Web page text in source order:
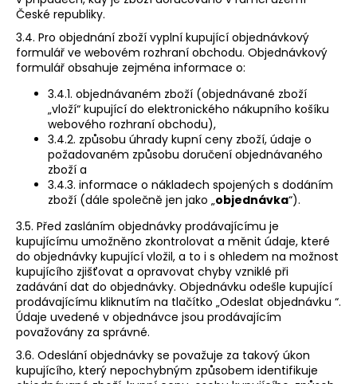
České republiky.
3.4. Pro objednání zboží vyplní kupující objednávkový
formulář ve webovém rozhraní obchodu. Objednávkový
formulář obsahuje zejména informace o:
3.4.1. objednávaném zboží (objednávané zboží
„vloží“ kupující do elektronického nákupního košíku
webového rozhraní obchodu),
3.4.2. způsobu úhrady kupní ceny zboží, údaje o
požadovaném způsobu doručení objednávaného
zboží a
3.4.3. informace o nákladech spojených s dodáním
zboží (dále společně jen jako „objednávka“).
3.5. Před zasláním objednávky prodávajícímu je
kupujícímu umožněno zkontrolovat a měnit údaje, které
do objednávky kupující vložil, a to i s ohledem na možnost
kupujícího zjišťovat a opravovat chyby vzniklé při
zadávání dat do objednávky. Objednávku odešle kupující
prodávajícímu kliknutím na tlačítko „Odeslat objednávku “.
Údaje uvedené v objednávce jsou prodávajícím
považovány za správné.
3.6. Odeslání objednávky se považuje za takový úkon
kupujícího, který nepochybným způsobem identifikuje